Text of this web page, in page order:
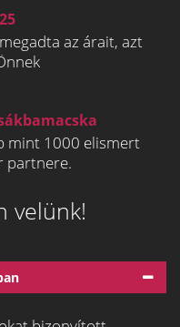
az árait, azt
mint 1000 elismert
partnere.
velünk!